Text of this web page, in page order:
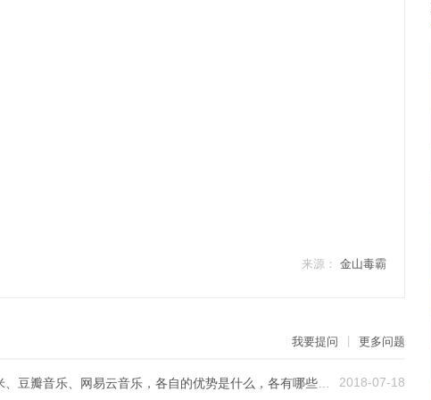
来源： 金山毒霸
我要提问 更多问题
2018-07-18